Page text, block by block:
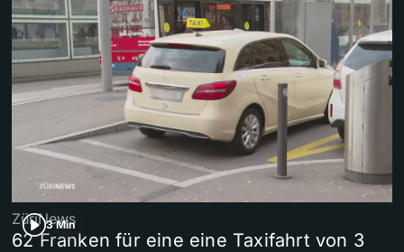
3 Min
ZüriNews
62 Franken für eine eine Taxifahrt von 3